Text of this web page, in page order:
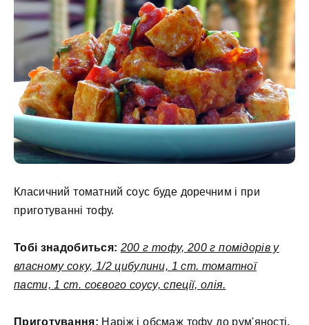
Класичний томатний соус буде доречним і при
приготуванні тофу.
Тобі знадобиться: 200 г тофу, 200 г помідорів у
власному соку, 1/2 цибулини, 1 ст. томатної
пасти, 1 ст. соєвого соусу, спеції, олія.
Приготування: Наріж і обсмаж тофу до рум'яності,